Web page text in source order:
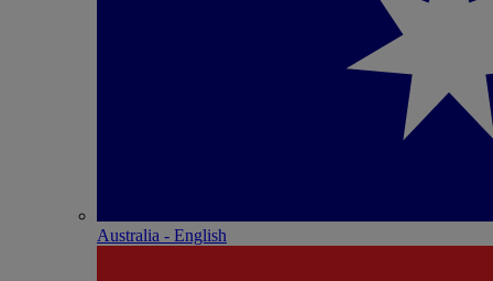
Australia - English